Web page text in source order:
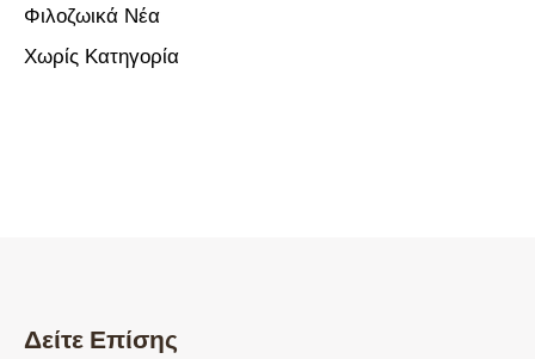
Φιλοζωικά Νέα
Χωρίς Κατηγορία
Δείτε Επίσης